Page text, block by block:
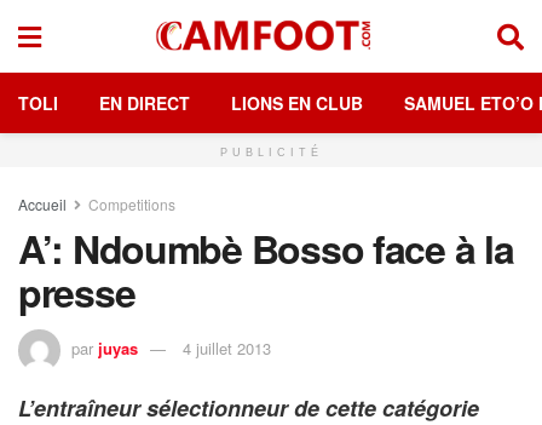
TOLI EN DIRECT LIONS EN CLUB SAMUEL ETO’O
PUBLICITÉ
Accueil Competitions
A’: Ndoumbè Bosso face à la
presse
par juyas 4 juillet 2013
L’entraîneur sélectionneur de cette catégorie